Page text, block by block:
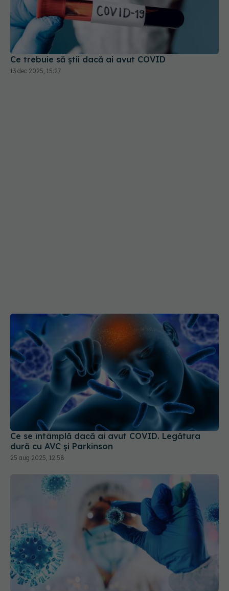
Ce trebuie să știi dacă ai avut COVID
13 dec 2025, 15:27
Ce se întâmplă dacă ai avut COVID. Legătura
dură cu AVC și Parkinson
25 aug 2025, 12:58